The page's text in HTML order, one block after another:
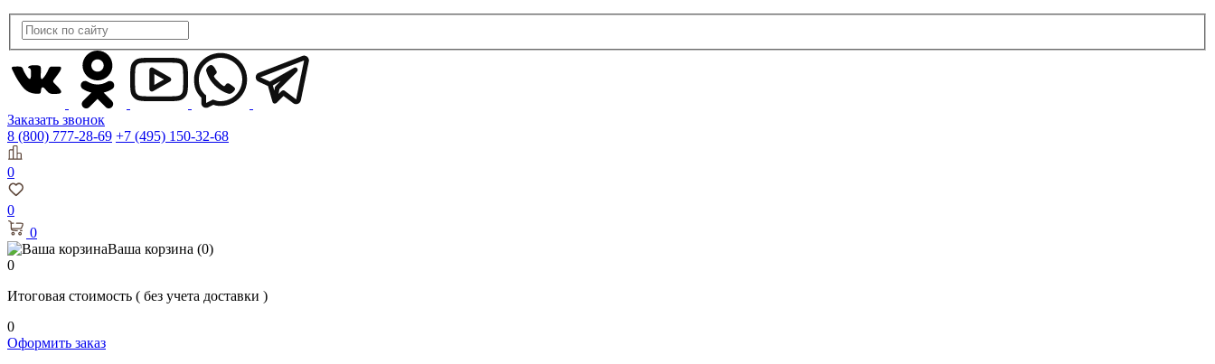
Заказать звонок
8 (800) 777-28-69 +7 (495) 150-32-68
0
0
0
Ваша корзина (0)
0
Итоговая стоимость ( без учета доставки )
0
Оформить заказ